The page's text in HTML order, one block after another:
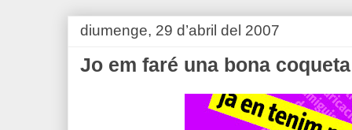
diumenge, 29 d’abril del 2007
Jo em faré una bona coqueta